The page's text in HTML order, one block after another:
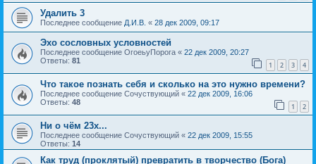
Удалить 3
Последнее сообщение Д.И.В. « 28 дек 2009, 09:17
Эхо сословных условностей
Последнее сообщение ОгоеьуПорога « 22 дек 2009, 20:27
Ответы: 81 1 2 3 4
Что такое познать себя и сколько на это нужно времени?
Последнее сообщение Сочуствующий « 22 дек 2009, 16:06
Ответы: 48 1 2
Ни о чём 23х...
Последнее сообщение Сочуствующий « 22 дек 2009, 15:55
Ответы: 14
Как труд (проклятый) превратить в творчество (Бога)